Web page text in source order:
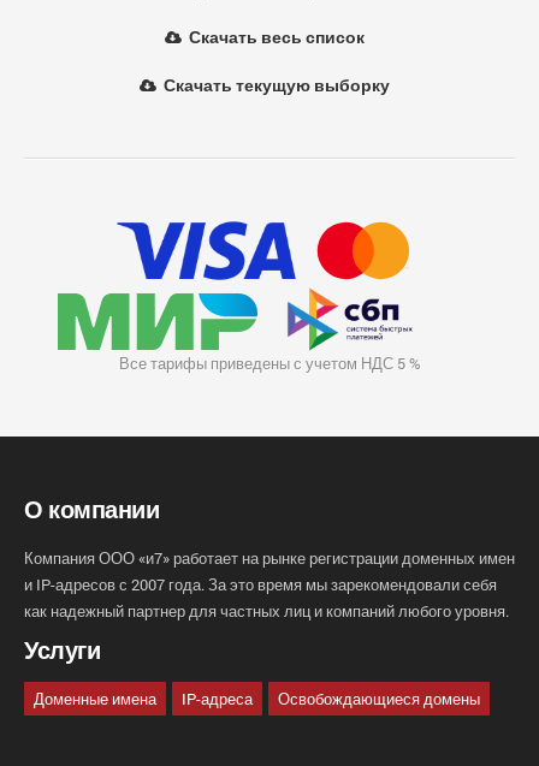
Скачать весь список
Скачать текущую выборку
Все тарифы приведены с учетом НДС 5 %
О компании
Компания ООО «и7» работает на рынке регистрации доменных имен
и IP-адресов с 2007 года. За это время мы зарекомендовали себя
как надежный партнер для частных лиц и компаний любого уровня.
Услуги
Доменные имена IP-адреса Освобождающиеся домены